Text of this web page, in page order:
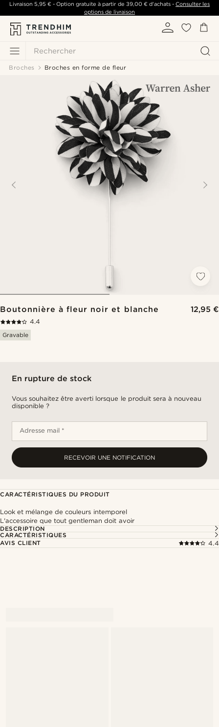
Rechercher
Livraison 5,95 €- Option gratuite à partir de 39,00 €d'achats -Consulter les
options de livraison
Broches Broches en forme de fleur
Boutonnière à fleur noir et blanche 12,95 €
4.4
Gravable
En rupture de stock
Vous souhaitez être averti lorsque le produit sera à nouveau
disponible ?
Adresse mail *
RECEVOIR UNE NOTIFICATION
CARACTÉRISTIQUES DU PRODUIT
Look et mélange de couleurs intemporel
L'accessoire que tout gentleman doit avoir
DESCRIPTION
CARACTÉRISTIQUES
AVIS CLIENT
4.4